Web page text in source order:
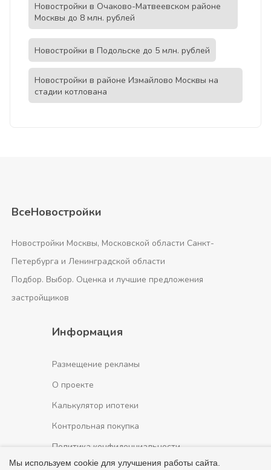
Новостройки в Очаково-Матвеевском районе
Москвы до 8 млн. рублей
Новостройки в Подольске до 5 млн. рублей
Новостройки в районе Измайлово Москвы на
стадии котлована
ВсеНовостройки
Новостройки Москвы, Московской области Санкт-
Петербурга и Ленинградской области
Подбор. Выбор. Оценка и лучшие предложения
застройщиков
Информация
Размещение рекламы
О проекте
Калькулятор ипотеки
Контрольная покупка
Политика конфиденциальности
Пользовательское соглашение
Мы используем cookie для улучшения работы сайта.